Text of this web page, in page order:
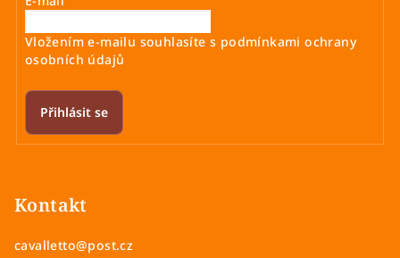
Vložením e-mailu souhlasíte s podmínkami ochrany
osobních údajů
Přihlásit se
Kontakt
cavalletto@post.cz